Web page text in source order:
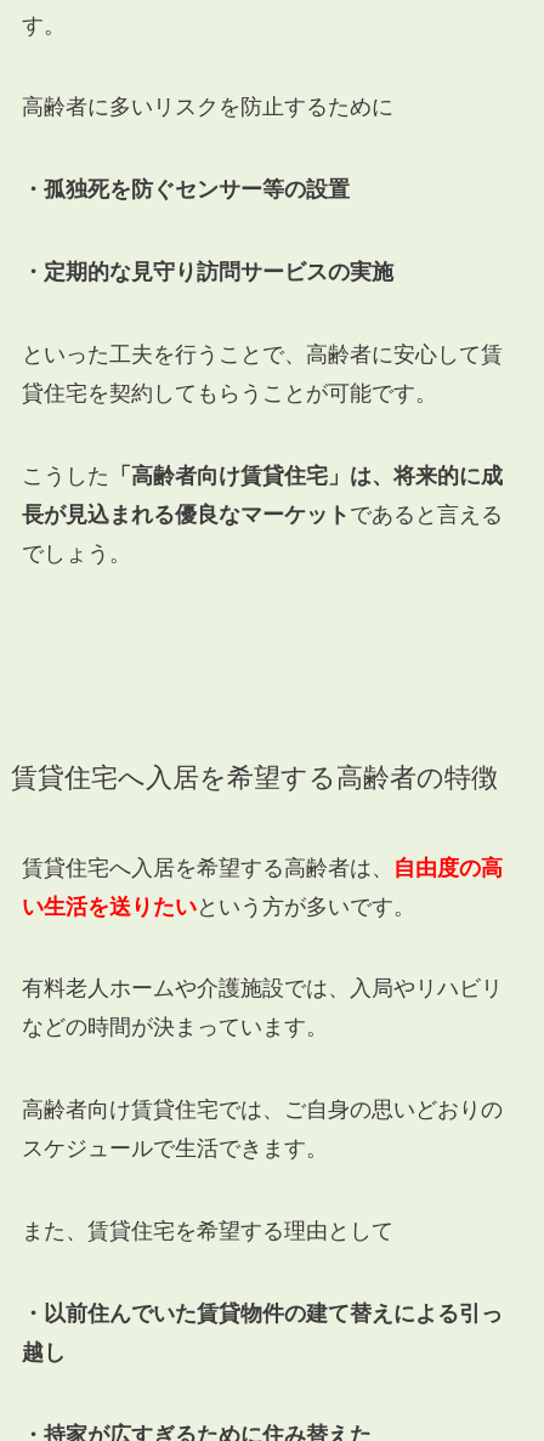
す。
高齢者に多いリスクを防止するために
・孤独死を防ぐセンサー等の設置
・定期的な見守り訪問サービスの実施
といった工夫を行うことで、高齢者に安心して賃
貸住宅を契約してもらうことが可能です。
こうした 「高齢者向け賃貸住宅」は、将来的に成
長が見込まれる優良なマーケット であると言える
でしょう。
賃貸住宅へ入居を希望する高齢者の特徴
賃貸住宅へ入居を希望する高齢者は、
自由度の高
い生活を送りたいという方が多いです。
有料老人ホームや介護施設では、入局やリハビリ
などの時間が決まっています。
高齢者向け賃貸住宅では、ご自身の思いどおりの
スケジュールで生活できます。
また、賃貸住宅を希望する理由として
・以前住んでいた賃貸物件の建て替えによる引っ
越し
・持家が広すぎるために住み替えた